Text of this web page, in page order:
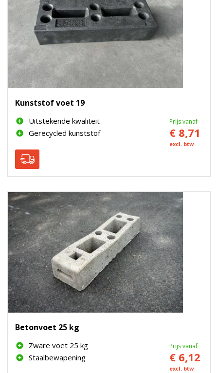
Kunststof voet 19
Prijs vanaf
€ 8,71
excl. btw
Uitstekende kwaliteit
Gerecycled kunststof
Betonvoet 25 kg
Prijs vanaf
€ 6,12
excl. btw
Zware voet 25 kg
Staalbewapening